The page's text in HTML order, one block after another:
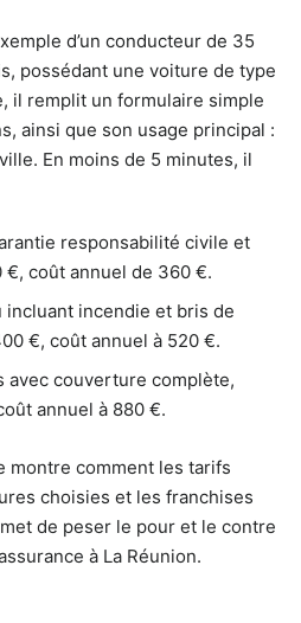
d’un conducteur de 35
possédant une voiture de type
il remplit un formulaire simple
ainsi que son usage principal :
En moins de 5 minutes, il
responsabilité civile et
coût annuel de 360 €.
incluant incendie et bris de
€, coût annuel à 520 €.
avec couverture complète,
annuel à 880 €.
montre comment les tarifs
choisies et les franchises
de peser le pour et le contre
à La Réunion.